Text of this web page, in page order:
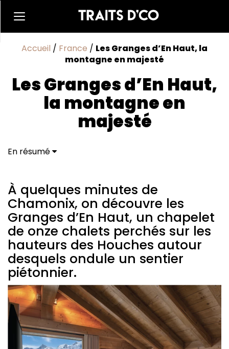
Accueil / France / Les Granges d’En Haut, la
montagne en majesté
Les Granges d’En Haut,
la montagne en
majesté
En résumé
perchés sur les hauteurs des Houches autour
desquels ondule un sentier piétonnier.
À quelques minutes de
Chamonix, on découvre les
Granges d’En Haut, un chapelet
de onze chalets perchés sur les
hauteurs des Houches autour
desquels ondule un sentier
piétonnier.